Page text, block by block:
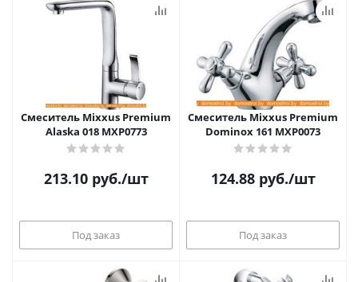
Смеситель Mixxus Premium
Alaska 018 MXP0773
213.10руб./шт
Под заказ
Смеситель Mixxus Premium
Dominox 161 MXP0073
124.88руб./шт
Под заказ